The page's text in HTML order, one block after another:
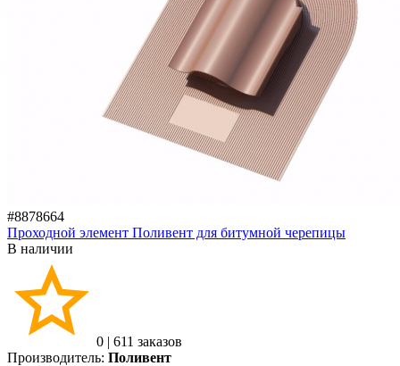
#8878664
Проходной элемент Поливент для битумной черепицы
В наличии
0 | 611 заказов
Производитель: Поливент